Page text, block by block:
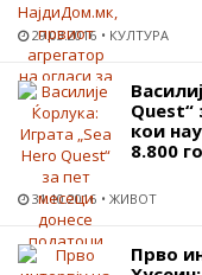
29.03.2016 КУЛТУРА
кои
8.800
31.10.2016 ЖИВОТ
Прво